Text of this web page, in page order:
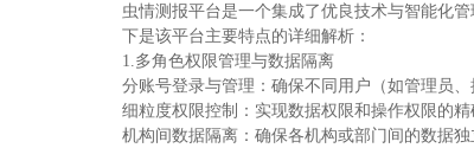
虫情测报平台是一个集成了优良技术与智能化
下是该平台主要特点的详细解析：
1.多角色权限管理与数据隔离
分账号登录与管理：确保不同用户（如管理员
细粒度权限控制：实现数据权限和操作权限的精
机构间数据隔离：确保各机构或部门间的数据